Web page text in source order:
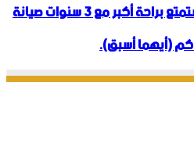
امتلك MG7 اليوم، واستمتع براحة أكبر مع 3 سنوات صيانة